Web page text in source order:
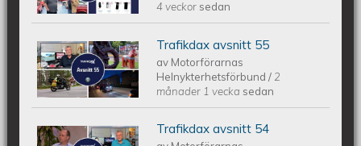
4 veckor sedan
Trafikdax - Avsnitt 55
Trafikdax avsnitt 55
av Motorförarnas
Helnykterhetsförbund/ 2
månader 1 vecka sedan
Trafikdax avsnitt 54